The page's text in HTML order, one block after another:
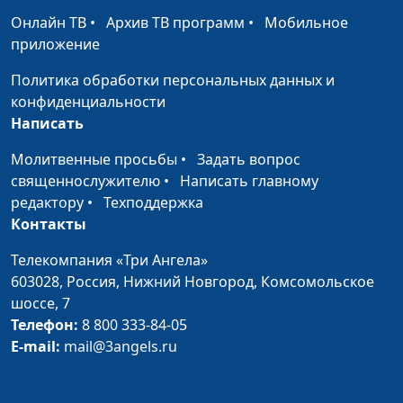
Бобовые
продукты –
источник
растительного
белка
Мария Бородеева,
модификации образа
Корица — специя
молодости и
долголетия
Мария Бородеева,
специалист по
немедикаментозному
оздоровлению
5 свойств
куркумы,
Мария Бородеева,
специалист по
Онлайн ТВ • Архив ТВ программ • Мобильное
приложение
Политика обработки персональных данных и
конфиденциальности
Написать
Молитвенные просьбы • Задать вопрос
священнослужителю • Написать главному
редактору • Техподдержка
Контакты
Телекомпания «Три Ангела»
603028, Россия, Нижний Новгород, Комсомольское
шоссе, 7
Телефон: 8 800 333-84-05
E-mail: mail@3angels.ru